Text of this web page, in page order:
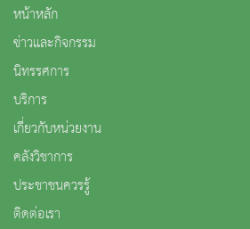
หน้าหลัก
ข่าวและกิจกรรม
นิทรรศการ
บริการ
เกี่ยวกับหน่วยงาน
คลังวิชาการ
ประชาชนควรรู้
ติดต่อเรา